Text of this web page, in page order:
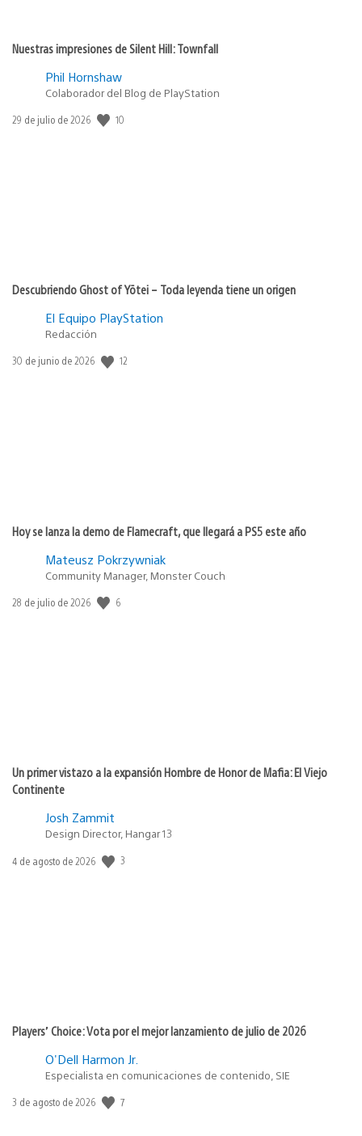
Nuestras impresiones de Silent Hill: Townfall
Phil Hornshaw
Colaborador del Blog de PlayStation
Fecha
29 de julio de 2026 10
Descubriendo Ghost of Yōtei – Toda leyenda tiene un origen
El Equipo PlayStation
Redacción
Fecha
30 de junio de 2026 12
Hoy se lanza la demo de Flamecraft, que llegará a PS5 este año
Mateusz Pokrzywniak
Community Manager, Monster Couch
Fecha
28 de julio de 2026 6
Un primer vistazo a la expansión Hombre de Honor de Mafia: El Viejo
Continente
Josh Zammit
Design Director, Hangar 13
Fecha
4 de agosto de 2026 3
Players’ Choice: Vota por el mejor lanzamiento de julio de 2026
O'Dell Harmon Jr.
Especialista en comunicaciones de contenido, SIE
Fecha
3 de agosto de 2026 7